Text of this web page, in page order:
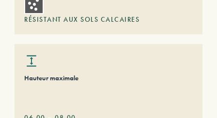
RÉSISTANT AUX SOLS CALCAIRES
Hauteur maximale